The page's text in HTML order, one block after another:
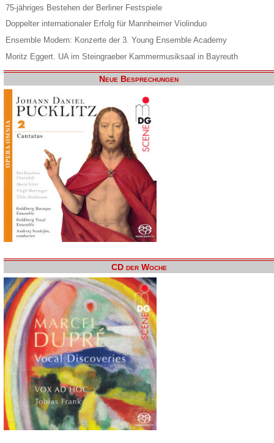
75-jähriges Bestehen der Berliner Festspiele
Doppelter internationaler Erfolg für Mannheimer Violinduo
Ensemble Modern: Konzerte der 3. Young Ensemble Academy
Moritz Eggert. UA im Steingraeber Kammermusiksaal in Bayreuth
Neue Besprechungen
CD der Woche